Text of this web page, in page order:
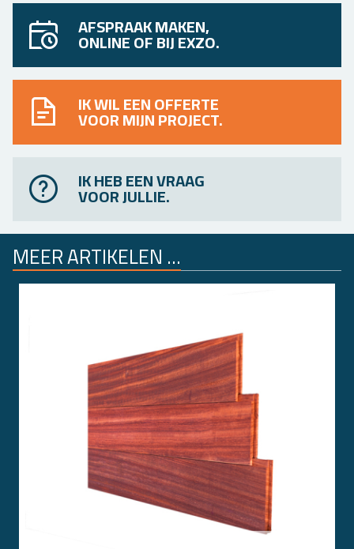
AFSPRAAK MAKEN,
ONLINE OF BIJ EXZO.
IK WIL EEN OFFERTE
VOOR MIJN PROJECT.
IK HEB EEN VRAAG
VOOR JULLIE.
MEER AR­TI­KE­LEN ...